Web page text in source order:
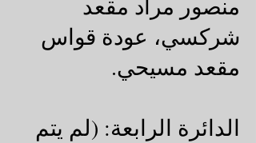
شركسي، عودة قواس
مقعد مسيحي.
الدائرة الرابعة: (لم يتم